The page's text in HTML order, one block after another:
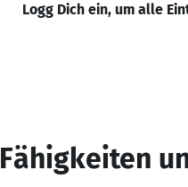
Logg Dich ein, um alle
Fähigkeiten